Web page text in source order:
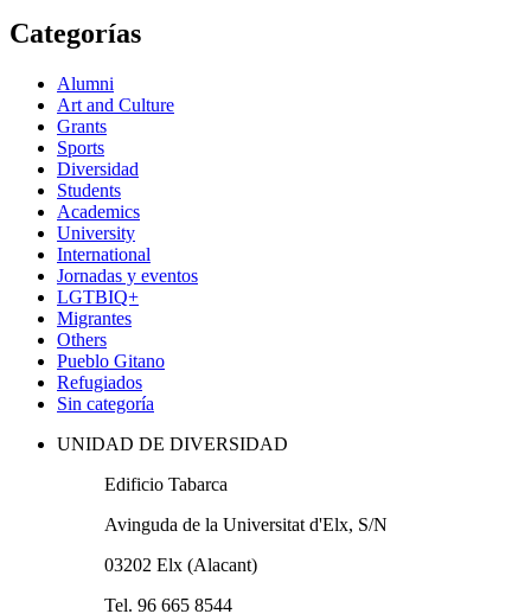
Categorías
Alumni
Art and Culture
Grants
Sports
Diversidad
Students
Academics
University
International
Jornadas y eventos
LGTBIQ+
Migrantes
Others
Pueblo Gitano
Refugiados
Sin categoría
UNIDAD DE DIVERSIDAD
Edificio Tabarca
Avinguda de la Universitat d'Elx, S/N
03202 Elx (Alacant)
Tel. 96 665 8544